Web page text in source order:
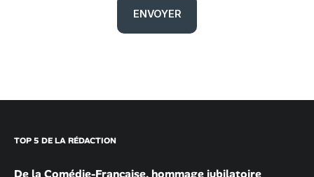
TOP 5 DE LA RÉDACTION
De la Comédie-Française, hommage jubilatoire